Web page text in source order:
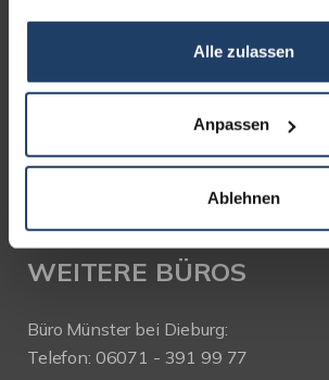
Alle zulassen
Anpassen
Ablehnen
Bürozeiten:
Mo. - Fr. 9.00 - 18.00 Uhr
Sa. + So. nach Vereinbarung
Telefon: 06151-734 75 950
Telefax: 06151-734 75 150
WEITERE BÜROS
Büro Münster bei Dieburg:
Telefon: 06071 - 391 99 77